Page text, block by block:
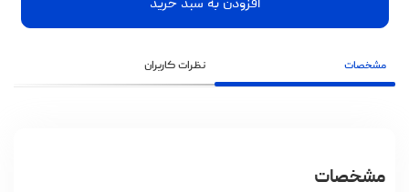
افزودن به سبد خرید
مشخصات نظرات کاربران
مشخصات